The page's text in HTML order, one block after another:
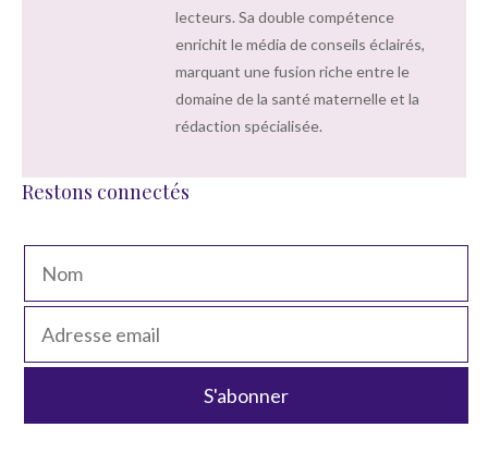
lecteurs. Sa double compétence
enrichit le média de conseils éclairés,
marquant une fusion riche entre le
domaine de la santé maternelle et la
rédaction spécialisée.
Restons connectés